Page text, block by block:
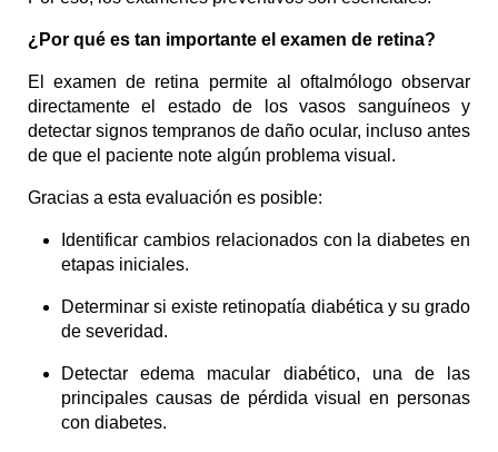
¿Por qué es tan importante el examen de retina?
El examen de retina permite al oftalmólogo observar
directamente el estado de los vasos sanguíneos y
detectar signos tempranos de daño ocular, incluso antes
de que el paciente note algún problema visual.
Gracias a esta evaluación es posible:
Identificar cambios relacionados con la diabetes en
etapas iniciales.
Determinar si existe retinopatía diabética y su grado
de severidad.
Detectar edema macular diabético, una de las
principales causas de pérdida visual en personas
con diabetes.